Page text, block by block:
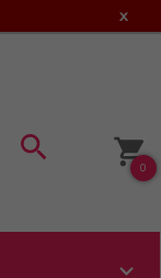
x
0